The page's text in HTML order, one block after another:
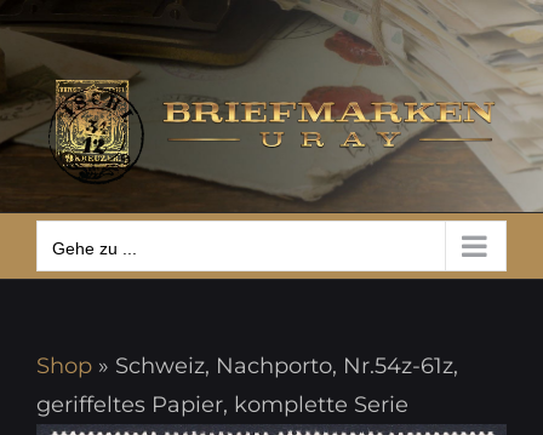
Zum
Inhalt
springen
Gehe zu ...
Gehe zu ...
Shop » Schweiz, Nachporto, Nr.54z-61z,
geriffeltes Papier, komplette Serie